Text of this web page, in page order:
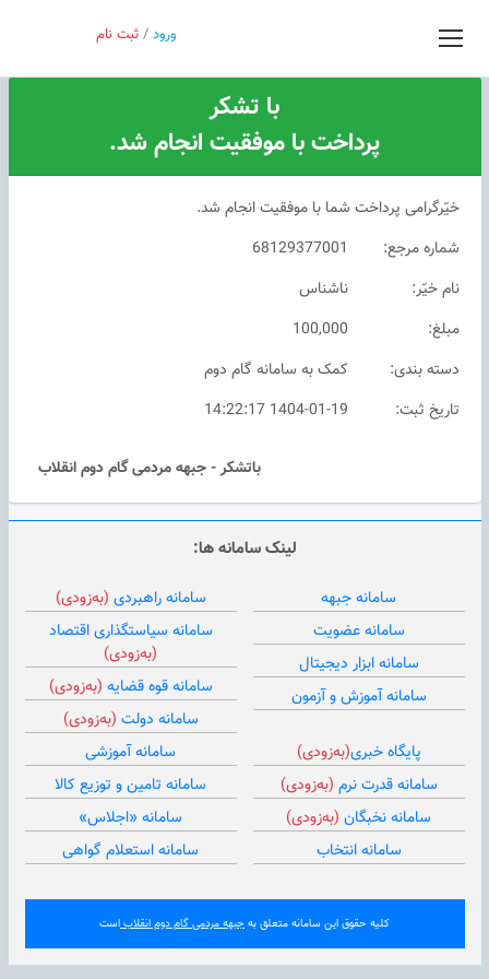
ورود / ثبت نام درباره ما
با تشکر
پرداخت با موفقیت انجام شد.
خیّرگرامی پرداخت شما با موفقیت انجام شد.
شماره مرجع:
68129377001
نام خیّر:
ناشناس
مبلغ:
100,000
دسته بندی:
کمک به سامانه گام دوم
تاریخ ثبت:
1404-01-19 14:22:17
باتشکر - جبهه مردمی گام دوم انقلاب
لینک سامانه ها:
سامانه جبهه
سامانه عضویت
سامانه ابزار دیجیتال
سامانه آموزش و آزمون
سامانه راهبردی (به‌زودی)
سامانه سیاستگذاری اقتصاد
(به‌زودی)
سامانه قوه قضایه (به‌زودی)
سامانه دولت (به‌زودی)
پایگاه خبری(به‌زودی)
سامانه قدرت نرم (به‌زودی)
سامانه نخبگان (به‌زودی)
سامانه انتخاب
سامانه آموزشی
سامانه تامین و توزیع کالا
سامانه «اجلاس»
سامانه استعلام گواهی
کلیه حقوق این سامانه متعلق به جبهه مردمی گام دوم انقلاباست